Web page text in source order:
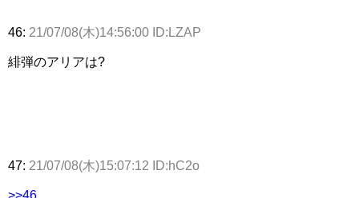
46: 21/07/08(木)14:56:00 ID:LZAP
緋弾のアリアは?
47: 21/07/08(木)15:07:12 ID:hC2o